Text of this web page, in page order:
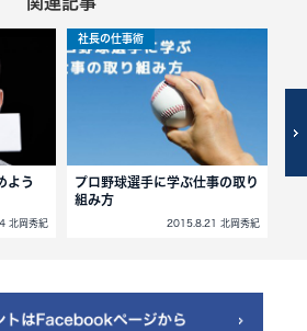
よう
北岡秀紀
社長の仕事術
プロ野球選手に学ぶ仕事の取り
組み方
2015.8.21 北岡秀紀